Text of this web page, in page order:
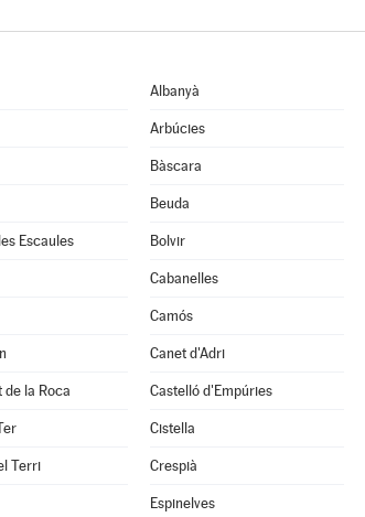
Albanyà
Arbúcies
Bàscara
Beuda
Escaules Bolvir
Cabanelles
Camós
Canet d'Adri
de la Roca Castelló d'Empúries
Cistella
Terri Crespià
Espinelves